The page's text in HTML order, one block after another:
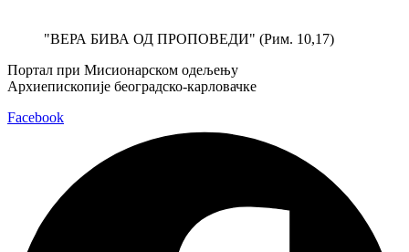
"ВЕРА БИВА ОД ПРОПОВЕДИ" (Рим. 10,17)
Портал при Мисионарском одељењу
Архиепископије београдско-карловачке
Facebook